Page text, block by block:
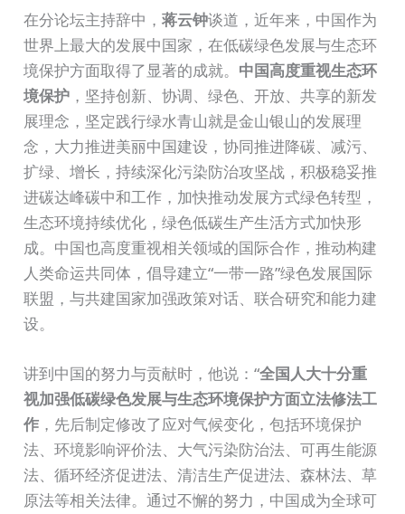
在分论坛主持辞中，蒋云钟谈道，近年来，中国作为
世界上最大的发展中国家，在低碳绿色发展与生态环
境保护方面取得了显著的成就。 中国高度重视生态环
境保护 ，坚持创新、协调、绿色、开放、共享的新发
展理念，坚定践行绿水青山就是金山银山的发展理
念，大力推进美丽中国建设，协同推进降碳、减污、
扩绿、增长，持续深化污染防治攻坚战，积极稳妥推
进碳达峰碳中和工作，加快推动发展方式绿色转型，
生态环境持续优化，绿色低碳生产生活方式加快形
成。中国也高度重视相关领域的国际合作，推动构建
人类命运共同体，倡导建立“一带一路”绿色发展国际
联盟，与共建国家加强政策对话、联合研究和能力建
设。
讲到中国的努力与贡献时，他说：“全国人大十分重
视加强低碳绿色发展与生态环境保护方面立法修法工
作 ，先后制定修改了应对气候变化，包括环境保护
法、环境影响评价法、大气污染防治法、可再生能源
法、循环经济促进法、清洁生产促进法、森林法、草
原法等相关法律。通过不懈的努力，中国成为全球可